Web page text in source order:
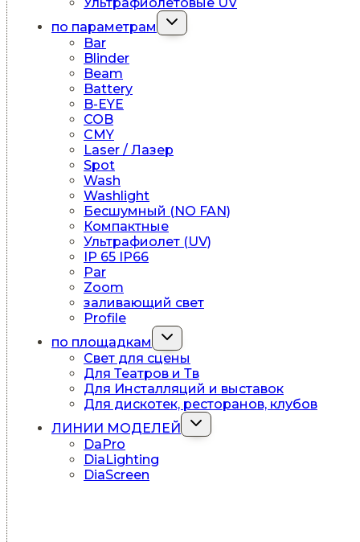
Ультрафиолетовые UV
по параметрам
Переключить
дочернее
Bar
Blinder
Beam
Battery
B-EYE
COB
CMY
Laser / Лазер
Spot
Wash
Washlight
Бесшумный (NO FAN)
Компактные
Ультрафиолет (UV)
IP 65 IP66
Par
Zoom
заливающий свет
Profile
по площадкам
Переключить
дочернее
меню
Свет для сцены
Для Театров и Тв
Для Инсталляций и выставок
Для дискотек, ресторанов, клубов
ЛИНИИ МОДЕЛЕЙ
Переключить
дочернее
DaPro
DiaLighting
DiaScreen